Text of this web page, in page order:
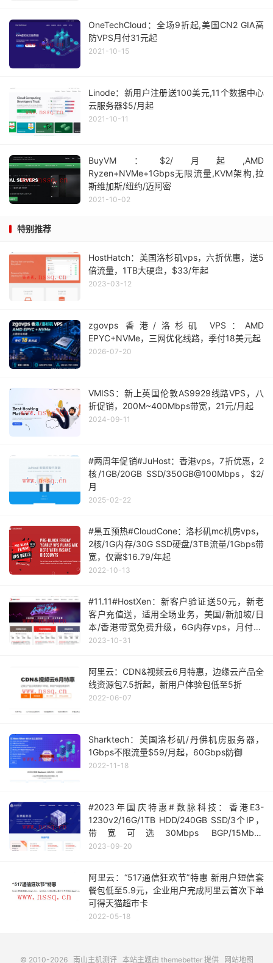
OneTechCloud：全场9折起,美国CN2 GIA高
防VPS月付31元起
2021-10-15
Linode：新用户注册送100美元,11个数据中心
云服务器$5/月起
2021-10-11
BuyVM：$2/月起,AMD
Ryzen+NVMe+1Gbps无限流量,KVM架构,拉
斯维加斯/纽约/迈阿密
2021-10-02
特别推荐
HostHatch：美国洛杉矶vps，六折优惠，送5
倍流量，1TB大硬盘，$33/年起
2023-03-12
zgovps 香港/洛杉矶 VPS：AMD
EPYC+NVMe，三网优化线路，季付18美元起
2026-07-20
VMISS：新上英国伦敦AS9929线路VPS，八
折促销，200M~400Mbps带宽，21元/月起
2024-09-11
#两周年促销#JuHost：香港vps，7折优惠，2
核/1GB/20GB SSD/350GB@100Mbps，$2/
月
2025-02-22
#黑五预热#CloudCone：洛杉矶mc机房vps，
2核/1G内存/30G SSD硬盘/3TB流量/1Gbps带
宽，仅需$16.79/年起
2022-10-13
#11.11#HostXen：新客户验证送50元，新老
客户充值送，适用全场业务，美国/新加坡/日
本/香港带宽免费升级，6G内存vps，月付70
元起
2023-10-31
阿里云：CDN&视频云6月特惠，边缘云产品全
线资源包7.5折起，新用户体验包低至5折
2022-06-07
Sharktech：美国洛杉矶/丹佛机房服务器，
1Gbps不限流量$59/月起，60Gbps防御
2022-11-18
#2023年国庆特惠#数脉科技：香港E3-
1230v2/16G/1TB HDD/240GB SSD/3个IP，
带宽可选30Mbps BGP/15Mbps
CN2BGP/10Mbps 华为混合网，月付250元起
2023-09-20
阿里云：“517通信狂欢节”特惠 新用户短信套
餐包低至5.9元，企业用户完成阿里云首次下单
可得天猫超市卡
2022-05-18
© 2010-2026 南山主机测评本站主题由 themebetter提供 网站地图